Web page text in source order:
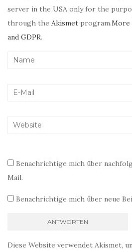
server in the USA only for the
through the Akismet program.More
and GDPR.
Benachrichtige mich über
Mail.
Benachrichtige mich über neue
Diese Website verwendet Akismet,